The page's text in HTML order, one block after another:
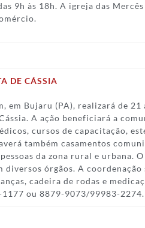
9h às 18h. A igreja das
DE CÁSSIA
em Bujaru (PA), realizará de 21
A ação beneficiará a
cursos de capacitação,
também casamentos
da zona rural e urbana.
órgãos. A coordenação
cadeira de rodas e
ou 8879-9073/99983-2274.